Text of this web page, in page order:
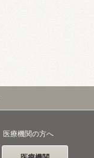
医療機関の方へ